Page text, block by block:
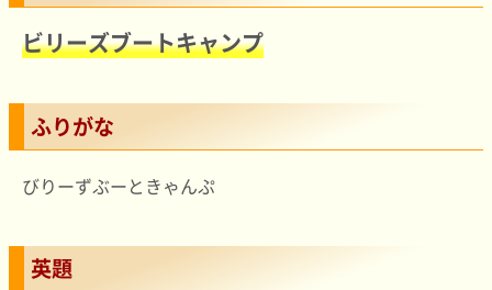
ビリーズブートキャンプ
ふりがな
びりーずぶーときゃんぷ
英題